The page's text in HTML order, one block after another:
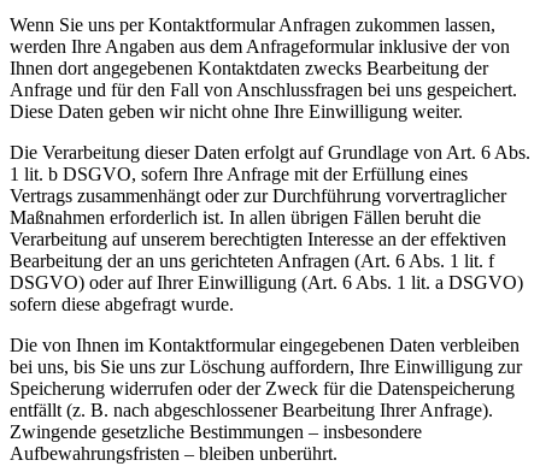
Wenn Sie uns per Kontaktformular Anfragen zukommen lassen,
werden Ihre Angaben aus dem Anfrageformular inklusive der von
Ihnen dort angegebenen Kontaktdaten zwecks Bearbeitung der
Anfrage und für den Fall von Anschlussfragen bei uns gespeichert.
Diese Daten geben wir nicht ohne Ihre Einwilligung weiter.
Die Verarbeitung dieser Daten erfolgt auf Grundlage von Art. 6 Abs.
1 lit. b DSGVO, sofern Ihre Anfrage mit der Erfüllung eines
Vertrags zusammenhängt oder zur Durchführung vorvertraglicher
Maßnahmen erforderlich ist. In allen übrigen Fällen beruht die
Verarbeitung auf unserem berechtigten Interesse an der effektiven
Bearbeitung der an uns gerichteten Anfragen (Art. 6 Abs. 1 lit. f
DSGVO) oder auf Ihrer Einwilligung (Art. 6 Abs. 1 lit. a DSGVO)
sofern diese abgefragt wurde.
Die von Ihnen im Kontaktformular eingegebenen Daten verbleiben
bei uns, bis Sie uns zur Löschung auffordern, Ihre Einwilligung zur
Speicherung widerrufen oder der Zweck für die Datenspeicherung
entfällt (z. B. nach abgeschlossener Bearbeitung Ihrer Anfrage).
Zwingende gesetzliche Bestimmungen – insbesondere
Aufbewahrungsfristen – bleiben unberührt.